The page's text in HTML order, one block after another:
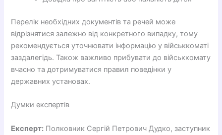
Перелік необхідних документів та речей може
відрізнятися залежно від конкретного випадку, тому
рекомендується уточнювати інформацію у військкоматі
заздалегідь. Також важливо прибувати до військкомату
вчасно та дотримуватися правил поведінки у
державних установах.
Думки експертів
Експерт: Полковник Сергій Петрович Дудко, заступник